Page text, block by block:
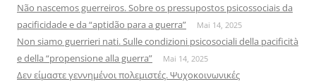
Não nascemos guerreiros. Sobre os pressupostos psicossociais da
pacificidade e da “aptidão para a guerra”
Mai 14, 2025
Non siamo guerrieri nati. Sulle condizioni psicosociali della pacificità
e della “propensione alla guerra”
Mai 14, 2025
Δεν είμαστε γεννημένοι πολεμιστές. Ψυχοκοινωνικές